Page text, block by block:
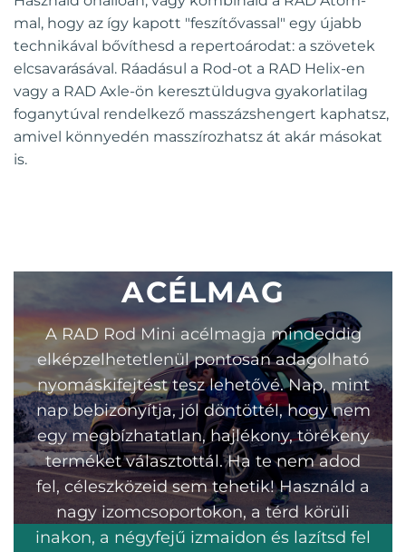
mal, hogy az így kapott "feszítővassal" egy újabb
technikával bővíthesd a repertoárodat: a szövetek
elcsavarásával. Ráadásul a Rod-ot a RAD Helix-en
vagy a RAD Axle-ön keresztüldugva gyakorlatilag
foganytúval rendelkező masszázshengert kaphatsz,
amivel könnyedén masszírozhatsz át akár másokat
is.
ACÉLMAG
A RAD Rod Mini acélmagja mindeddig
elképzelhetetlenül pontosan adagolható
nyomáskifejtést tesz lehetővé. Nap, mint
nap bebizonyítja, jól döntöttél, hogy nem
egy megbízhatatlan, hajlékony, törékeny
terméket választottál. Ha te nem adod
fel, céleszközeid sem tehetik! Használd a
nagy izomcsoportokon, a térd körüli
inakon, a négyfejű izmaidon és lazítsd fel